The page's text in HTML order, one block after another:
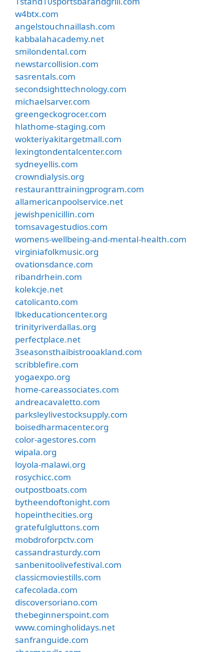
w4btx.com
angelstouchnaillash.com
kabbalahacademy.net
smilondental.com
newstarcollision.com
sasrentals.com
secondsighttechnology.com
michaelsarver.com
greengeckogrocer.com
hlathome-staging.com
wokteriyakitargetmall.com
lexingtondentalcenter.com
sydneyellis.com
crowndialysis.org
restauranttrainingprogram.com
allamericanpoolservice.net
jewishpenicillin.com
tomsavagestudios.com
womens-wellbeing-and-mental-health.com
virginiafolkmusic.org
ovationsdance.com
ribandrhein.com
kolekcje.net
catolicanto.com
lbkeducationcenter.org
trinityriverdallas.org
perfectplace.net
3seasonsthaibistrooakland.com
scribblefire.com
yogaexpo.org
home-careassociates.com
andreacavaletto.com
parksleylivestocksupply.com
boisedharmacenter.org
color-agestores.com
wipala.org
loyola-malawi.org
rosychicc.com
outpostboats.com
bytheendoftonight.com
hopeinthecities.org
gratefulgluttons.com
mobdroforpctv.com
cassandrasturdy.com
sanbenitoolivefestival.com
classicmoviestills.com
cafecolada.com
discoversoriano.com
thebeginnerspoint.com
www.comingholidays.net
sanfranguide.com